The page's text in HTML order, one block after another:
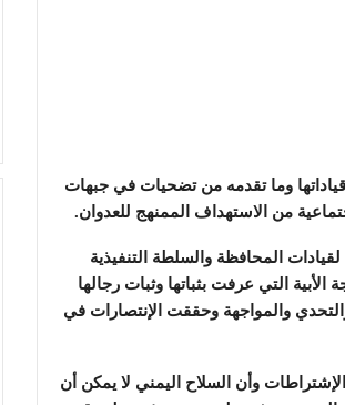
وما تقدمه من تضحيات في جبهات
من الاستهداف الممنهج للعدوان.
المحافظة والسلطة التنفيذية
التي عرفت بثباتها وثبات رجالها
والمواجهة وحققت الإنتصارات في
وأن السلاح اليمني لا يمكن أن